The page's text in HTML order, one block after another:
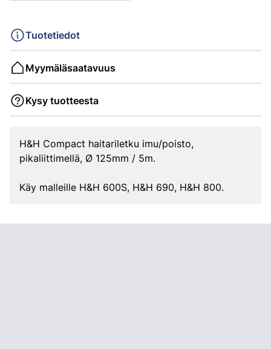
Tuotetiedot
Myymäläsaatavuus
Kysy tuotteesta
H&H Compact haitariletku imu/poisto,
pikaliittimellä, Ø 125mm / 5m.
Käy malleille H&H 600S, H&H 690, H&H 800.